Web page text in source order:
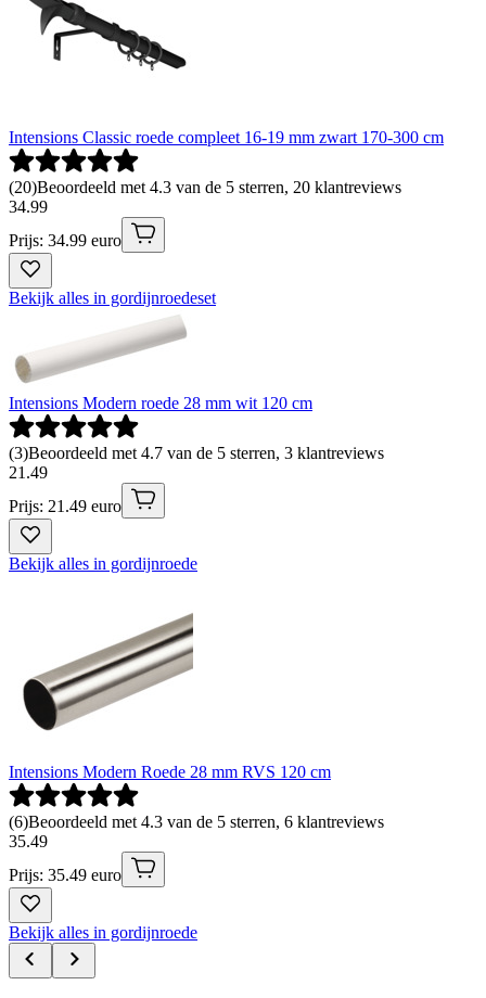
Intensions Classic roede compleet 16-19 mm zwart 170-300 cm
(20)Beoordeeld met 4.3 van de 5 sterren, 20 klantreviews
34.99
Prijs: 34.99 euro
Bekijk alles in gordijnroedeset
Intensions Modern roede 28 mm wit 120 cm
(3)Beoordeeld met 4.7 van de 5 sterren, 3 klantreviews
21 .49
Prijs: 21.49 euro
Bekijk alles in gordijnroede
Intensions Modern Roede 28 mm RVS 120 cm
(6)Beoordeeld met 4.3 van de 5 sterren, 6 klantreviews
35.49
Prijs: 35.49 euro
Bekijk alles in gordijnroede